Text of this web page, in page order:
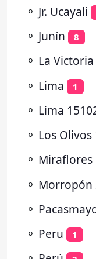
⚬ Jr. Ucayali
⚬ Junín 8
⚬ La
⚬ Lima 1
⚬ Lima
⚬ Los Olivos
⚬ Miraflores
⚬ Morropón
⚬
⚬ Peru 1